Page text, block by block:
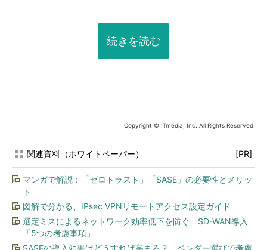
続きを読む
Copyright © ITmedia, Inc. All Rights Reserved.
関連資料（ホワイトペーパー） [PR]
マンガで解説：「ゼロトラスト」「SASE」の必要性とメリッ
ト
図解で分かる、IPsec VPNリモートアクセス設定ガイド
選定ミスによるネットワーク効率低下を防ぐ SD-WAN導入
「5つの考慮事項」
SASEの導入効果はどうすれば高まる？ ベンダー選びで考慮